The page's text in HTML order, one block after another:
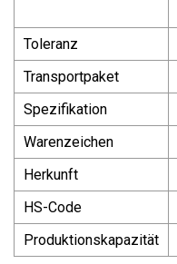
Toleranz
Transportpaket
Spezifikation
Warenzeichen
Herkunft
HS-Code
Produktionskapazität